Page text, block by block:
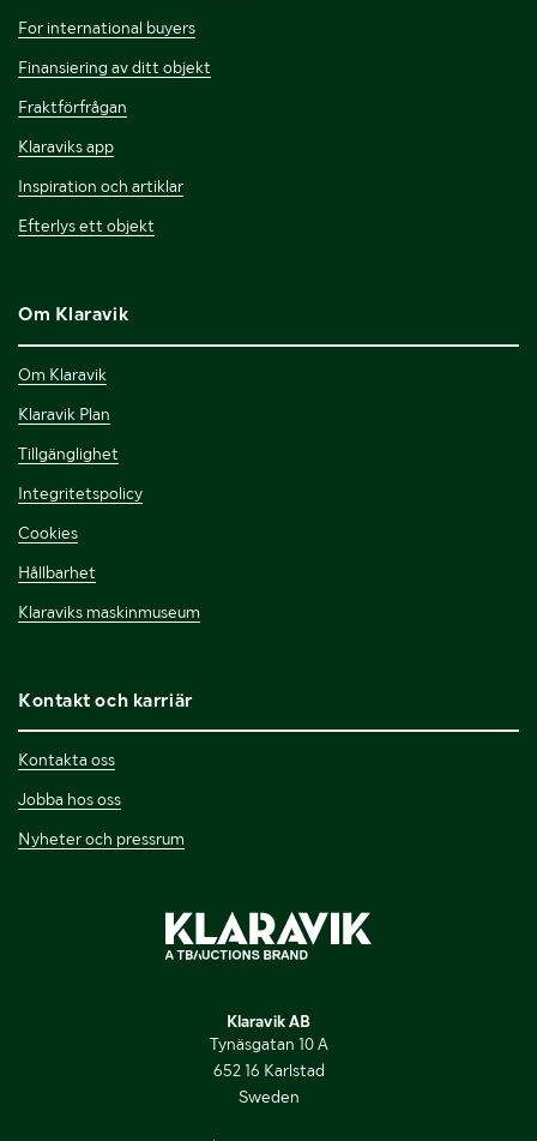
For international buyers
Finansiering av ditt objekt
Fraktförfrågan
Klaraviks app
Inspiration och artiklar
Efterlys ett objekt
Om Klaravik
Om Klaravik
Klaravik Plan
Tillgänglighet
Integritetspolicy
Cookies
Hållbarhet
Klaraviks maskinmuseum
Kontakt och karriär
Kontakta oss
Jobba hos oss
Nyheter och pressrum
Klaravik AB
Tynäsgatan 10 A
652 16 Karlstad
Sweden